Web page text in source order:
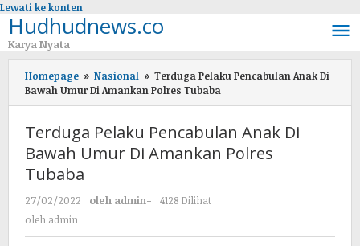
Lewati ke konten
Hudhudnews.co
Karya Nyata
Homepage » Nasional » Terduga Pelaku Pencabulan Anak Di
Bawah Umur Di Amankan Polres Tubaba
Terduga Pelaku Pencabulan Anak Di
Bawah Umur Di Amankan Polres
Tubaba
27/02/2022 oleh admin-
4128 Dilihat
oleh admin